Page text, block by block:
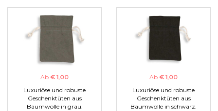
Ab € 1,00
Luxuriöse und robuste
Geschenktüten aus
Baumwolle in grau.
Ab € 1,00
Luxuriöse und robuste
Geschenktüten aus
Baumwolle in schwarz.